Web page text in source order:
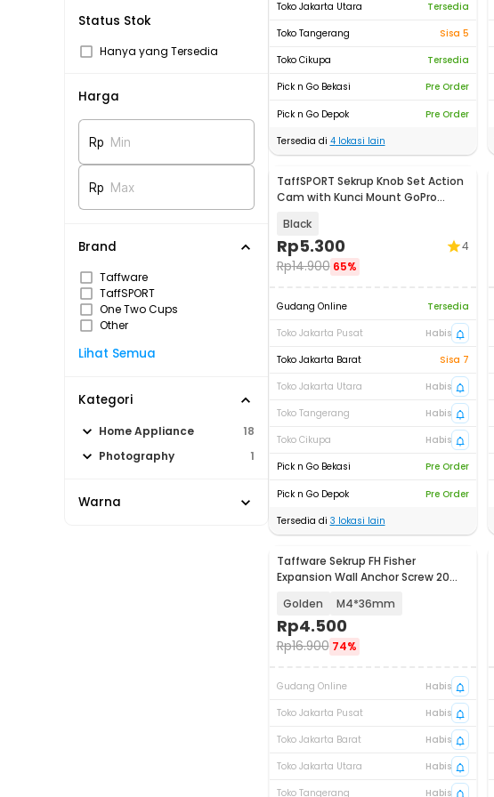
Status Stok
Hanya yang Tersedia
Harga
Rp Min
Rp Max
Brand
Taffware
TaffSPORT
One Two Cups
Other
Lihat Semua
Kategori
Home Appliance
18
Photography
1
Warna
Toko Jakarta Utara
Tersedia
Toko Tangerang
Sisa 5
Toko Cikupa
Tersedia
Pick n Go Bekasi
Pre Order
Pick n Go Depok
Pre Order
Tersedia di 4lokasi lain
TaffSPORT Sekrup Knob Set Action
Cam with Kunci Mount GoPro
Black
Rp5.300
Rp14.900 65%
4
Gudang Online
Tersedia
Toko Jakarta Pusat
Habis
Toko Jakarta Barat
Sisa 7
Toko Jakarta Utara
Habis
Toko Tangerang
Habis
Toko Cikupa
Habis
Pick n Go Bekasi
Pre Order
Pick n Go Depok
Pre Order
Tersedia di 3 lokasi lain
Akan Datang
Taffware Sekrup FH Fisher
Expansion Wall Anchor Screw 20
Golden M4*36mm
Rp4.500
Rp16.900 74%
Gudang Online
Habis
Toko Jakarta Pusat
Habis
Toko Jakarta Barat
Habis
Toko Jakarta Utara
Habis
Toko Tangerang
Habis